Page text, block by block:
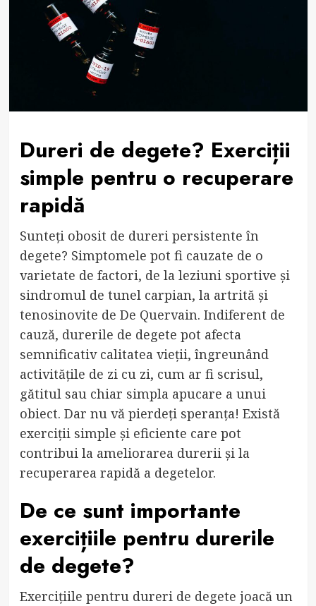
Dureri de degete? Exerciții
simple pentru o recuperare
rapidă
Sunteți obosit de dureri persistente în
degete? Simptomele pot fi cauzate de o
varietate de factori, de la leziuni sportive și
sindromul de tunel carpian, la artrită și
tenosinovite de De Quervain. Indiferent de
cauză, durerile de degete pot afecta
semnificativ calitatea vieții, îngreunând
activitățile de zi cu zi, cum ar fi scrisul,
gătitul sau chiar simpla apucare a unui
obiect. Dar nu vă pierdeți speranța! Există
exerciții simple și eficiente care pot
contribui la ameliorarea durerii și la
recuperarea rapidă a degetelor.
De ce sunt importante
exercițiile pentru durerile
de degete?
Exercițiile pentru dureri de degete joacă un